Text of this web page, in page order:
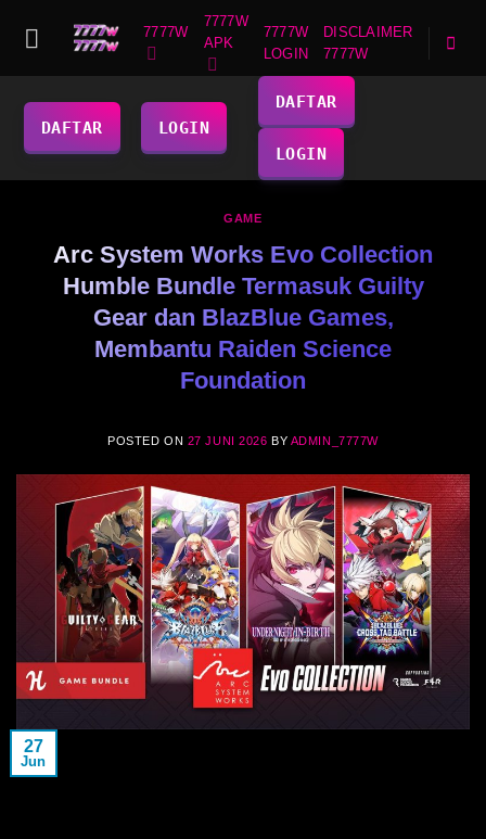
7777W
7777W
APK
7777W
LOGIN
DISCLAIMER
7777W
DAFTAR LOGIN
DAFTAR
LOGIN
GAME
Arc System Works Evo Collection
Humble Bundle Termasuk Guilty
Gear dan BlazBlue Games,
Membantu Raiden Science
Foundation
POSTED ON 27 JUNI 2026 BY ADMIN_7777W
27
Jun